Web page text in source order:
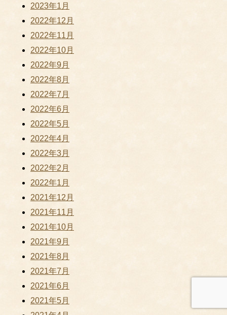
2023年1月
2022年12月
2022年11月
2022年10月
2022年9月
2022年8月
2022年7月
2022年6月
2022年5月
2022年4月
2022年3月
2022年2月
2022年1月
2021年12月
2021年11月
2021年10月
2021年9月
2021年8月
2021年7月
2021年6月
2021年5月